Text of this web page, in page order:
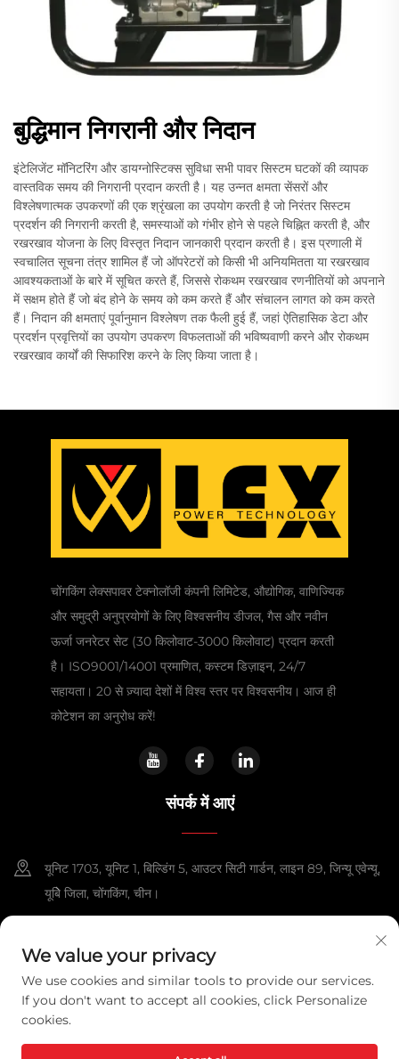
बुद्धिमान निगरानी और निदान
इंटेलिजेंट मॉनिटरिंग और डायग्नोस्टिक्स सुविधा सभी पावर सिस्टम घटकों की व्यापक
वास्तविक समय की निगरानी प्रदान करती है। यह उन्नत क्षमता सेंसरों और
विश्लेषणात्मक उपकरणों की एक श्रृंखला का उपयोग करती है जो निरंतर सिस्टम
प्रदर्शन की निगरानी करती है, समस्याओं को गंभीर होने से पहले चिह्नित करती है, और
रखरखाव योजना के लिए विस्तृत निदान जानकारी प्रदान करती है। इस प्रणाली में
स्वचालित सूचना तंत्र शामिल हैं जो ऑपरेटरों को किसी भी अनियमितता या रखरखाव
आवश्यकताओं के बारे में सूचित करते हैं, जिससे रोकथम रखरखाव रणनीतियों को अपनाने
में सक्षम होते हैं जो बंद होने के समय को कम करते हैं और संचालन लागत को कम करते
हैं। निदान की क्षमताएं पूर्वानुमान विश्लेषण तक फैली हुई हैं, जहां ऐतिहासिक डेटा और
प्रदर्शन प्रवृत्तियों का उपयोग उपकरण विफलताओं की भविष्यवाणी करने और रोकथम
रखरखाव कार्यों की सिफारिश करने के लिए किया जाता है।
चोंगकिंग लेक्सपावर टेक्नोलॉजी कंपनी लिमिटेड, औद्योगिक, वाणिज्यिक
और समुद्री अनुप्रयोगों के लिए विश्वसनीय डीजल, गैस और नवीन
ऊर्जा जनरेटर सेट (30 किलोवाट-3000 किलोवाट) प्रदान करती
है। ISO9001/14001 प्रमाणित, कस्टम डिज़ाइन, 24/7
सहायता। 20 से ज़्यादा देशों में विश्व स्तर पर विश्वसनीय। आज ही
कोटेशन का अनुरोध करें!
संपर्क में आएं
यूनिट 1703, यूनिट 1, बिल्डिंग 5, आउटर सिटी गार्डन, लाइन 89, जिन्यू एवेन्यू,
यूबेि जिला, चोंगकिंग, चीन।
[email protected]
गोपनीयता नीति
We value your privacy
We use cookies and similar tools to provide our services.
If you don't want to accept all cookies, click Personalize
cookies.